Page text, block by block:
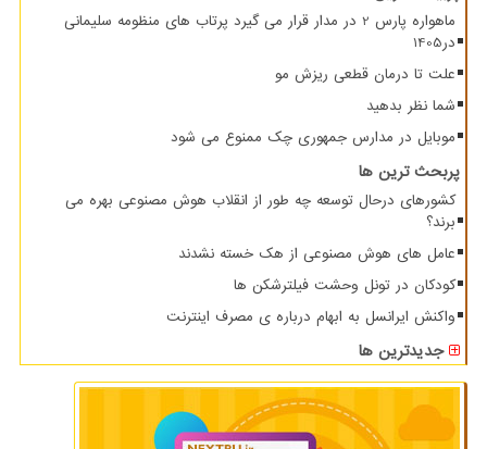
ماهواره پارس 2 در مدار قرار می گیرد پرتاب های منظومه سلیمانی
در1405
علت تا درمان قطعی ریزش مو
شما نظر بدهید
موبایل در مدارس جمهوری چک ممنوع می شود
پربحث ترین ها
کشورهای درحال توسعه چه طور از انقلاب هوش مصنوعی بهره می
برند؟
عامل های هوش مصنوعی از هک خسته نشدند
کودکان در تونل وحشت فیلترشکن ها
واکنش ایرانسل به ابهام درباره ی مصرف اینترنت
جدیدترین ها